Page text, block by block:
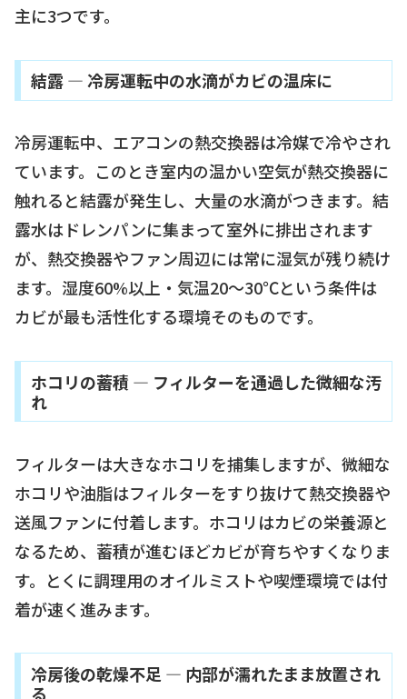
主に3つです。
結露 — 冷房運転中の水滴がカビの温床に
冷房運転中、エアコンの熱交換器は冷媒で冷やされ
ています。このとき室内の温かい空気が熱交換器に
触れると結露が発生し、大量の水滴がつきます。結
露水はドレンパンに集まって室外に排出されます
が、熱交換器やファン周辺には常に湿気が残り続け
ます。湿度60%以上・気温20〜30℃という条件は
カビが最も活性化する環境そのものです。
ホコリの蓄積 — フィルターを通過した微細な汚
れ
フィルターは大きなホコリを捕集しますが、微細な
ホコリや油脂はフィルターをすり抜けて熱交換器や
送風ファンに付着します。ホコリはカビの栄養源と
なるため、蓄積が進むほどカビが育ちやすくなりま
す。とくに調理用のオイルミストや喫煙環境では付
着が速く進みます。
冷房後の乾燥不足 — 内部が濡れたまま放置され
る